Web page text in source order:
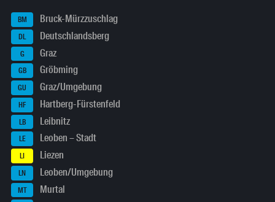
BM Bruck-Mürzzuschlag
DL Deutschlandsberg
G Graz
GB Gröbming
GU Graz/Umgebung
HF Hartberg-Fürstenfeld
LB Leibnitz
LE Leoben – Stadt
LI Liezen
LN Leoben/Umgebung
MT
Murtal